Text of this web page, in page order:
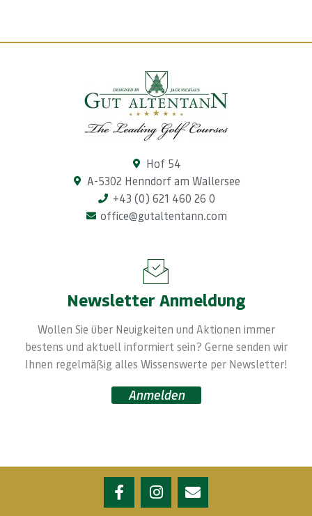
Hof 54
A-5302 Henndorf am Wallersee
+43 (0) 621 460 26 0
office@gutaltentann.com
Newsletter Anmeldung
Wollen Sie über Neuigkeiten und Aktionen immer
bestens und aktuell informiert sein? Gerne senden wir
Ihnen regelmäßig alles Wissenswerte per Newsletter!
Anmelden